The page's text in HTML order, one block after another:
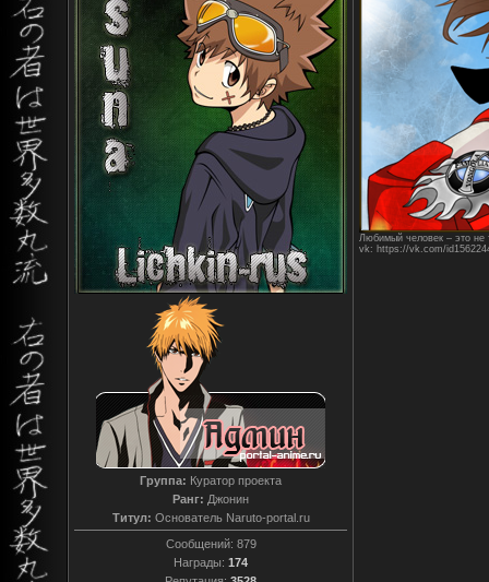
Группа: Куратор проекта
Ранг: Джонин
Титул: Основатель Naruto-portal.ru
Сообщений: 879
Награды: 174
Любимый человек – это не
vk: https://vk.com/